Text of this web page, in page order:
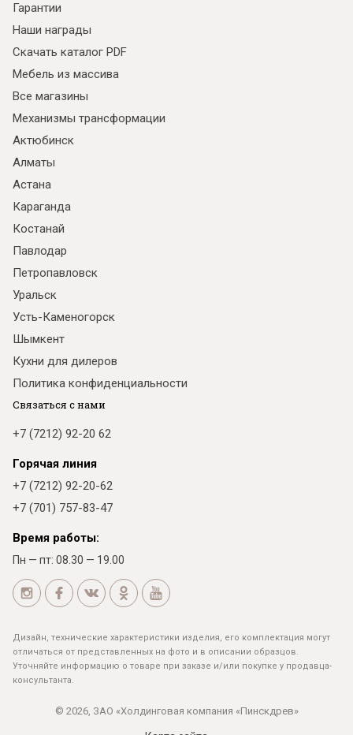
Гарантии
Наши награды
Скачать каталог PDF
Мебель из массива
Все магазины
Механизмы трансформации
Актюбинск
Алматы
Астана
Караганда
Костанай
Павлодар
Петропавловск
Уральск
Усть-Каменогорск
Шымкент
Кухни для дилеров
Политика конфиденциальности
Связаться с нами
+7 (7212) 92-20 62
Горячая линия
+7 (7212) 92-20-62
+7 (701) 757-83-47
Время работы:
Пн — пт: 08.30 — 19.00
Дизайн, технические характеристики изделия, его комплектация могут
отличаться от представленных на фото и в описании образцов.
Уточняйте информацию о товаре при заказе и/или покупке у продавца-
консультанта.
© 2026, ЗАО «Холдинговая компания «Пинскдрев»